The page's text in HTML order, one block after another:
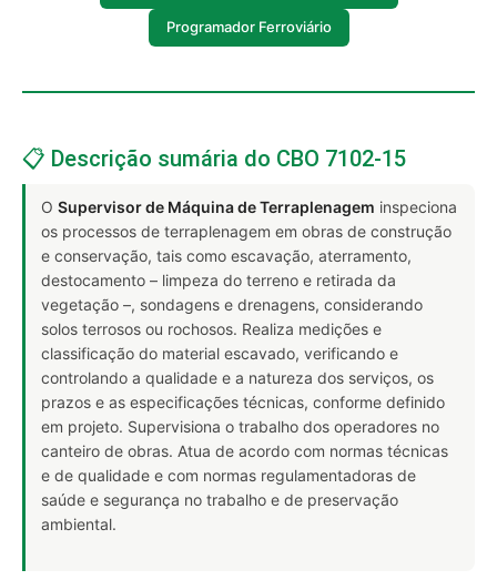
Programador Ferroviário
📋 Descrição sumária do CBO 7102-15
O Supervisor de Máquina de Terraplenagem inspeciona
os processos de terraplenagem em obras de construção
e conservação, tais como escavação, aterramento,
destocamento – limpeza do terreno e retirada da
vegetação –, sondagens e drenagens, considerando
solos terrosos ou rochosos. Realiza medições e
classificação do material escavado, verificando e
controlando a qualidade e a natureza dos serviços, os
prazos e as especificações técnicas, conforme definido
em projeto. Supervisiona o trabalho dos operadores no
canteiro de obras. Atua de acordo com normas técnicas
e de qualidade e com normas regulamentadoras de
saúde e segurança no trabalho e de preservação
ambiental.